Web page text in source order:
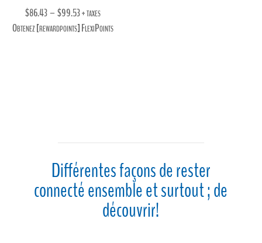
$86.43– $99.53Plage
de
+ taxes
Obtenez [rewardpoints] FlexiPoints
Différentes façons de rester
connecté ensemble et surtout ; de
découvrir!